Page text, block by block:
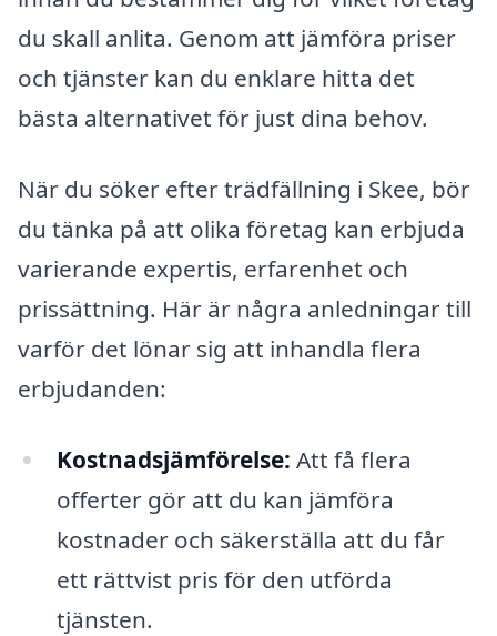
du skall anlita. Genom att jämföra priser
och tjänster kan du enklare hitta det
bästa alternativet för just dina behov.
När du söker efter trädfällning i Skee, bör
du tänka på att olika företag kan erbjuda
varierande expertis, erfarenhet och
prissättning. Här är några anledningar till
varför det lönar sig att inhandla flera
erbjudanden:
Kostnadsjämförelse: Att få flera
offerter gör att du kan jämföra
kostnader och säkerställa att du får
ett rättvist pris för den utförda
tjänsten.